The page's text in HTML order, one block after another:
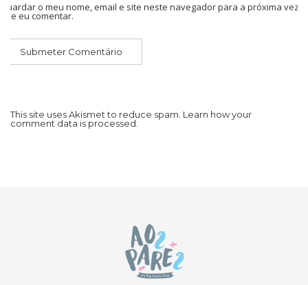
Guardar o meu nome, email e site neste navegador para a próxima vez
que eu comentar.
This site uses Akismet to reduce spam. Learn how your
comment data is processed.